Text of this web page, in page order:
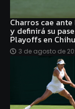
Charros cae
y definirá su
Playoffs en
3 de agosto de